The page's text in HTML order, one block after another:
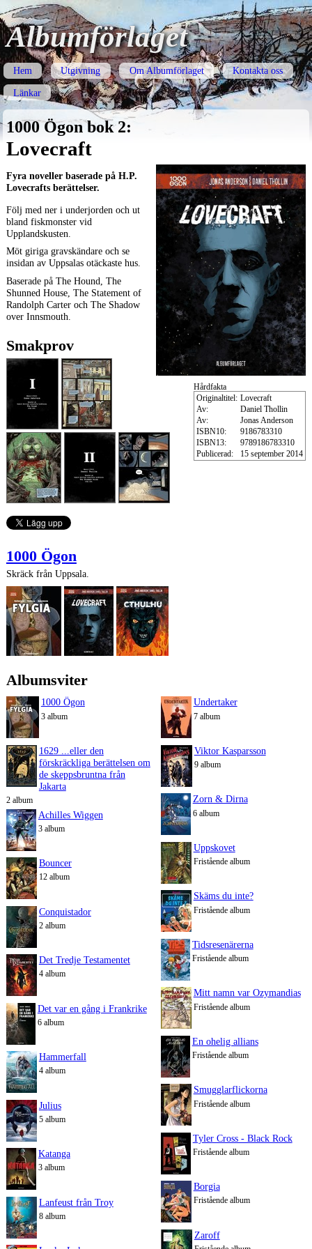
Albumförlaget
Hem Utgivning Om Albumförlaget
Kontakta oss
Länkar
1000 Ögon bok 2:
Lovecraft
Hårdfakta
Originaltitel:
Lovecraft
Av:
Daniel Thollin
Av:
Jonas Anderson
ISBN10:
9186783310
ISBN13:
9789186783310
Publicerad:
15 september 2014
Fyra noveller baserade på H.P.
Lovecrafts berättelser.
Följ med ner i underjorden och ut
bland fiskmonster vid
Upplandskusten.
Möt giriga gravskändare och se
insidan av Uppsalas otäckaste hus.
Baserade på The Hound, The
Shunned House, The Statement of
Randolph Carter och The Shadow
over Innsmouth.
Smakprov
1000 Ögon
Skräck från Uppsala.
Albumsviter
1000 Ögon
3 album
1629 ...eller den
förskräckliga berättelsen om
de skeppsbruntna från
Jakarta
2 album
Achilles Wiggen
3 album
Bouncer
12 album
Conquistador
2 album
Det Tredje Testamentet
4 album
Det var en gång i Frankrike
6 album
Hammerfall
4 album
Julius
5 album
Katanga
3 album
Lanfeust från Troy
8 album
Undertaker
7 album
Viktor Kasparsson
9 album
Zorn & Dirna
6 album
Uppskovet
Fristående album
Skäms du inte?
Fristående album
Tidsresenärerna
Fristående album
Mitt namn var Ozymandias
Fristående album
En ohelig allians
Fristående album
Smugglarflickorna
Fristående album
Tyler Cross - Black Rock
Fristående album
Borgia
Fristående album
Zaroff